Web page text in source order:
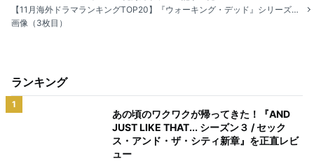
【11月海外ドラマランキングTOP20】『ウォーキング・デッド』シリーズ5作品がランクイン
画像（3枚目）
ランキング
1
あの頃のワクワクが帰ってきた！『AND
JUST LIKE THAT... シーズン３ / セック
ス・アンド・ザ・シティ新章』を正直レビ
ュー